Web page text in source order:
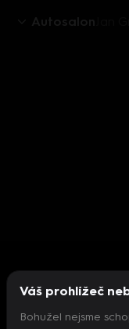
Autosalon
Váš prohlížeč
Bohužel nejsme